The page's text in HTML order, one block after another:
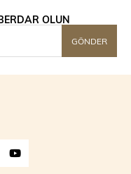
OLUN
GÖNDER